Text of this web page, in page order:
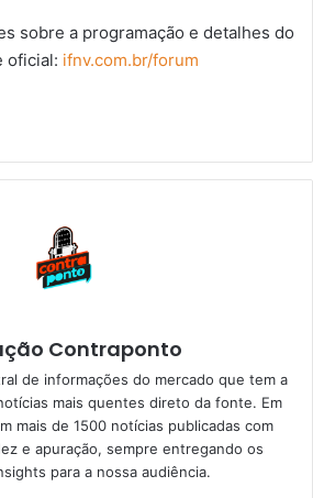
sobre a programação e detalhes do
oficial: ifnv.com.br/forum
Contraponto
de informações do mercado que tem a
mais quentes direto da fonte. Em
mais de 1500 notícias publicadas com
e apuração, sempre entregando os
para a nossa audiência.